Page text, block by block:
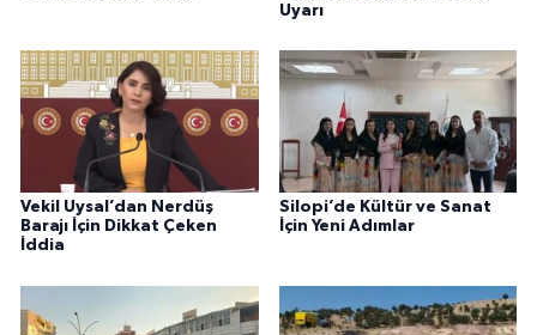
Uyarı
Vekil Uysal’dan Nerdüş
Barajı İçin Dikkat Çeken
İddia
Silopi’de Kültür ve Sanat
İçin Yeni Adımlar